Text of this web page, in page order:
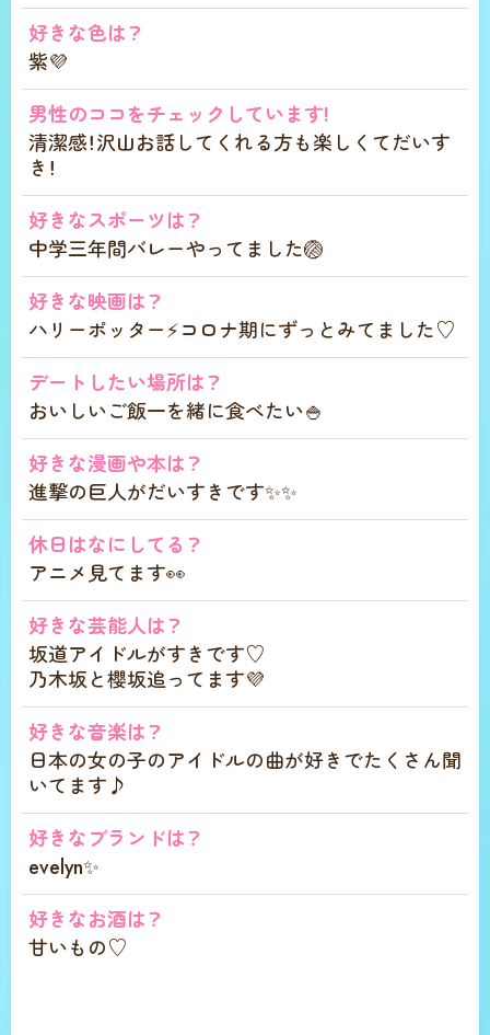
好きな色は？
紫💜
男性のココをチェックしています!
清潔感！沢山お話してくれる方も楽しくてだいす
き！
好きなスポーツは？
中学三年間バレーやってました🏐
好きな映画は？
ハリーポッター⚡コロナ期にずっとみてました♡
デートしたい場所は？
おいしいご飯一を緒に食べたい🍚
好きな漫画や本は？
進撃の巨人がだいすきです✨✨
休日はなにしてる？
アニメ見てます👀
好きな芸能人は？
坂道アイドルがすきです♡
乃木坂と櫻坂追ってます💜
好きな音楽は？
日本の女の子のアイドルの曲が好きでたくさん聞
いてます♪
好きなブランドは？
evelyn✨️
好きなお酒は？
甘いもの♡